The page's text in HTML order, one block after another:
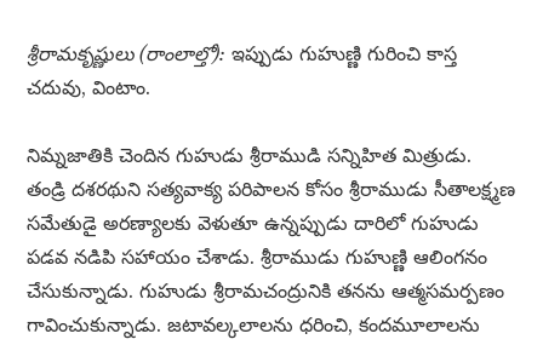
శ్రీరామకృష్ణులు (రాంలాల్తో): ఇప్పుడు గుహుణ్ణి గురించి కాస్త
చదువు, వింటాం.
నిమ్నజాతికి చెందిన గుహుడు శ్రీరాముడి సన్నిహిత మిత్రుడు.
తండ్రి దశరథుని సత్యవాక్య పరిపాలన కోసం శ్రీరాముడు సీతాలక్ష్మణ
సమేతుడై అరణ్యాలకు వెళుతూ ఉన్నప్పుడు దారిలో గుహుడు
పడవ నడిపి సహాయం చేశాడు. శ్రీరాముడు గుహుణ్ణి ఆలింగనం
చేసుకున్నాడు. గుహుడు శ్రీరామచంద్రునికి తనను ఆత్మసమర్పణం
గావించుకున్నాడు. జటావల్కలాలను ధరించి, కందమూలాలను